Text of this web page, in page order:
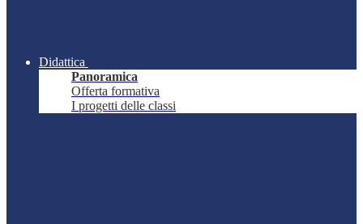
Didattica
Panoramica
Offerta formativa
I progetti delle classi